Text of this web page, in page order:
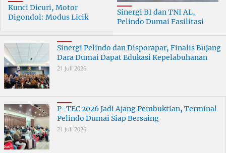
Kunci Dicuri, Motor
Digondol: Modus Licik
Terungkap
Sinergi BI dan TNI AL,
Pelindo Dumai Fasilitasi
Sinergi Pelindo dan Disporapar, Finalis Bujang
Dara Dumai Dapat Edukasi Kepelabuhanan
21 Juli 2026
P-TEC 2026 Jadi Ajang Pembuktian, Terminal
Pelindo Dumai Siap Bersaing
21 Juli 2026